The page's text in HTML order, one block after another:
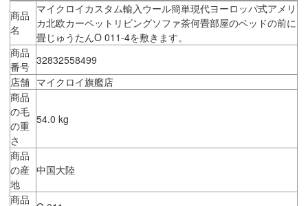
商品
名
マイクロイカスタム輸入ウール簡単現代ヨーロッパ式アメリ
カ北欧カーペットリビングソファ茶何畳部屋のベッドの前に
畳じゅうたんO 011-4を敷きます。
商品
番号 32832558499
店舗 マイクロイ旗艦店
商品
の毛
の重
さ
54.0 kg
商品
の産
地
中国大陸
商品